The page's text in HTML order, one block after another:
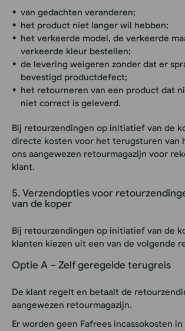
van gedachten veranderen;
het product niet langer wil hebben;
het verkeerde model, de verkeerde
verkeerde kleur bestellen;
de levering weigeren zonder dat er
bevestigd productdefect;
het retourneren van een product dat
niet correct is geleverd.
Bij retourzendingen op initiatief van de
directe kosten voor het terugsturen van
ons aangewezen retourmagazijn voor
klant.
5. Verzendopties voor
van de koper
Bij retourzendingen op initiatief van de
klanten kiezen uit een van de volgende
Optie A – Zelf geregelde terugreis
De klant regelt en betaalt de
aangewezen retourmagazijn.
Er worden geen Fafrees incassokosten